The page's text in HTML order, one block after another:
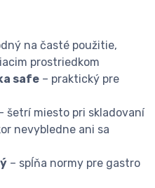
na časté použitie,
prostriedkom
safe – praktický pre
šetrí miesto pri skladovaní
nevybledne ani sa
– spĺňa normy pre gastro